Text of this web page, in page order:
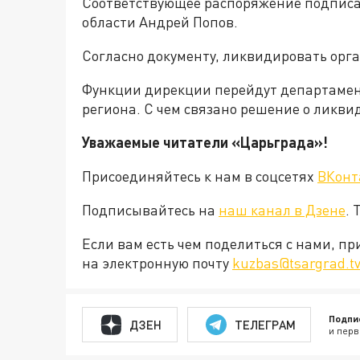
области Андрей Попов.
Согласно документу, ликвидировать
Функции дирекции перейдут
региона. С чем связано решение о
Уважаемые читатели «Царьграда»!
Присоединяйтесь к нам в соцсетях
Подписывайтесь на наш канал в Дзене.
Если вам есть чем поделиться с нами,
на электронную почту kuzbas@tsargrad.tv
ДЗЕН ТЕЛЕГРАМ и